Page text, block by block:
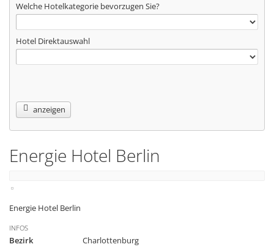
Welche Hotelkategorie bevorzugen Sie?
Hotel Direktauswahl
anzeigen
Energie Hotel Berlin
Energie Hotel Berlin
INFOS
Bezirk
Charlottenburg